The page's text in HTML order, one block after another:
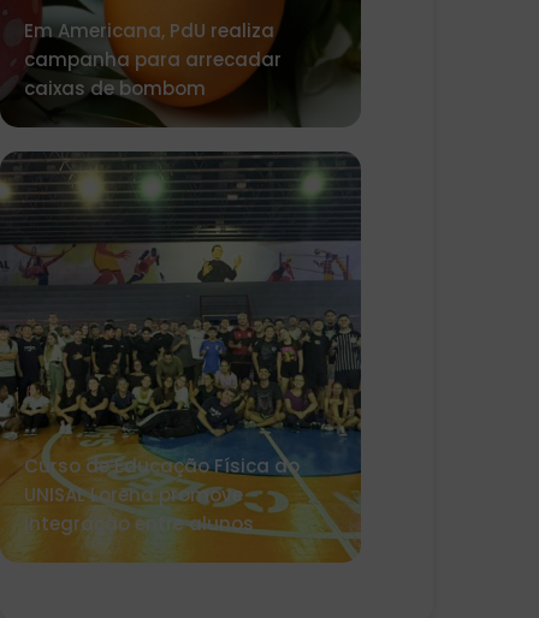
Em Americana, PdU realiza
campanha para arrecadar
caixas de bombom
Curso de Educação Física do
UNISAL Lorena promove
integração entre alunos